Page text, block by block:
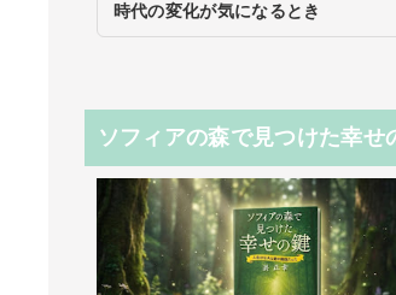
時代の変化が気になるとき
ソフィアの森で見つけた幸せ